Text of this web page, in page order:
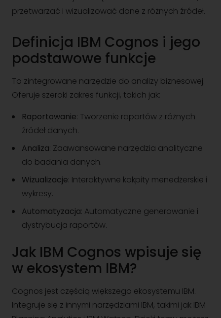
przetwarzać i wizualizować dane z różnych źródeł.
Definicja IBM Cognos i jego
podstawowe funkcje
To zintegrowane narzędzie do analizy biznesowej.
Oferuje szeroki zakres funkcji, takich jak:
Raportowanie: Tworzenie raportów z różnych
źródeł danych.
Analiza: Zaawansowane narzędzia analityczne
do badania danych.
Wizualizacje: Interaktywne kokpity menedżerskie i
wykresy.
Automatyzacja: Automatyczne generowanie i
dystrybucja raportów.
Jak IBM Cognos wpisuje się
w ekosystem IBM?
Cognos jest częścią większego ekosystemu IBM.
Integruje się z innymi narzędziami IBM, takimi jak IBM